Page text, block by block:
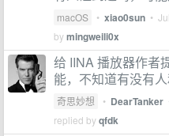
macOS • xiao0sun •
bymingweili0x
给 IINA 播放器作者
能，不知道有没有人
奇思妙想 • DearTanker
replied byqfdk